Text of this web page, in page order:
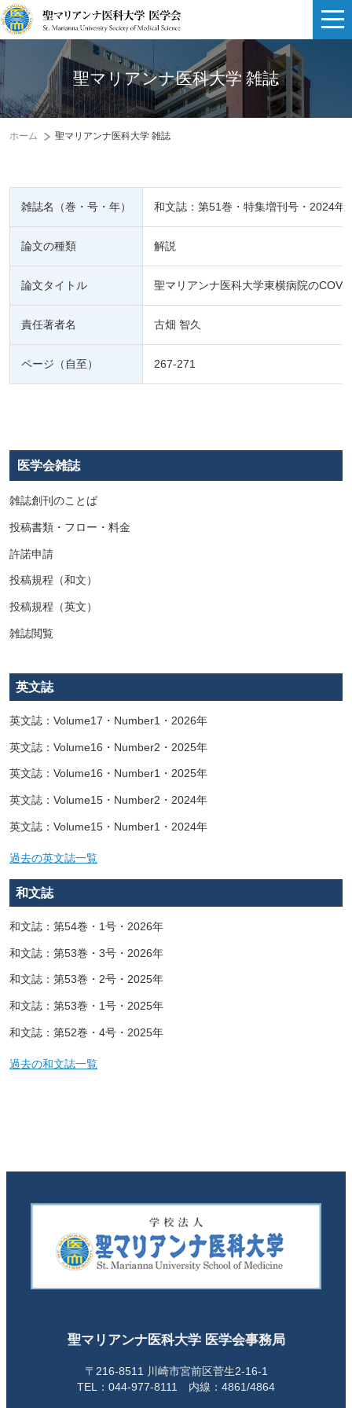
聖マリアンナ医科大学 雑誌
ホーム 聖マリアンナ医科大学 雑誌
雑誌名（巻・号・年） 和文誌：第51巻・特集増刊号・2024年
論文の種類 解説
論文タイトル 聖マリアンナ医科大学東横病院の
責任著者名 古畑 智久
ページ（自至） 267-271
医学会雑誌
雑誌創刊のことば
投稿書類・フロー・料金
許諾申請
投稿規程（和文）
投稿規程（英文）
雑誌閲覧
英文誌
英文誌：Volume17・Number1・2026年
英文誌：Volume16・Number2・2025年
英文誌：Volume16・Number1・2025年
英文誌：Volume15・Number2・2024年
英文誌：Volume15・Number1・2024年
過去の英文誌一覧
和文誌
和文誌：第54巻・1号・2026年
和文誌：第53巻・3号・2026年
和文誌：第53巻・2号・2025年
和文誌：第53巻・1号・2025年
和文誌：第52巻・4号・2025年
過去の和文誌一覧
聖マリアンナ医科大学 医学会事務局
〒216-8511 川崎市宮前区菅生2-16-1
TEL：044-977-8111 内線：4861/4864